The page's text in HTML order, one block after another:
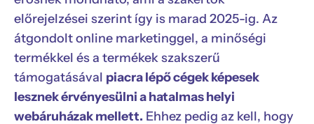
előrejelzései szerint így is marad 2025-ig. Az
átgondolt online marketinggel, a minőségi
termékkel és a termékek szakszerű
támogatásával piacra lépő cégek képesek
lesznek érvényesülni a hatalmas helyi
webáruházak mellett. Ehhez pedig az kell, hogy